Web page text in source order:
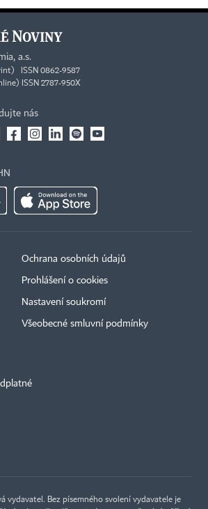
a.s.
ISSN 0862-9587
ISSN 2787-950X
nás
Ochrana osobních údajů
Prohlášení o cookies
Nastavení soukromí
Všeobecné smluvní podmínky
vydavatel. Bez písemného svolení vydavatele je